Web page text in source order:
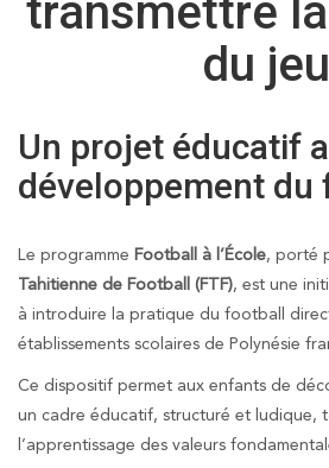
transmettre
du jeu
Un projet éducatif
développement du
Le programme Football à l’École, porté
Tahitienne de Football (FTF), est une
à introduire la pratique du football
établissements scolaires de Polynésie
Ce dispositif permet aux enfants de
un cadre éducatif, structuré et ludique,
l’apprentissage des valeurs